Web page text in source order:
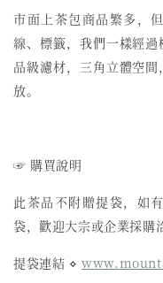
市面上茶包商品繁多，
線、標籤，我們一樣經
品級濾材，三角立體空
放。
☞ 購買說明
此茶品不附贈提袋，如
袋，歡迎大宗或企業採購
提袋連結 ⋄